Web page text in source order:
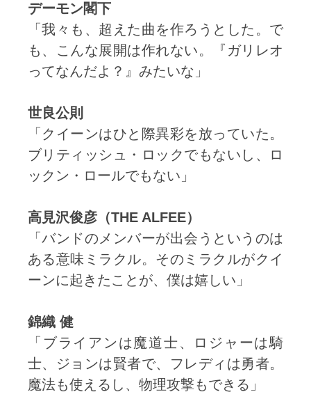
デーモン閣下
「我々も、超えた曲を作ろうとした。で
も、こんな展開は作れない。『ガリレオ
ってなんだよ？』みたいな」
世良公則
「クイーンはひと際異彩を放っていた。
ブリティッシュ・ロックでもないし、ロ
ックン・ロールでもない」
高見沢俊彦（THE ALFEE）
「バンドのメンバーが出会うというのは
ある意味ミラクル。そのミラクルがクイ
ーンに起きたことが、僕は嬉しい」
錦織 健
「ブライアンは魔道士、ロジャーは騎
士、ジョンは賢者で、フレディは勇者。
魔法も使えるし、物理攻撃もできる」